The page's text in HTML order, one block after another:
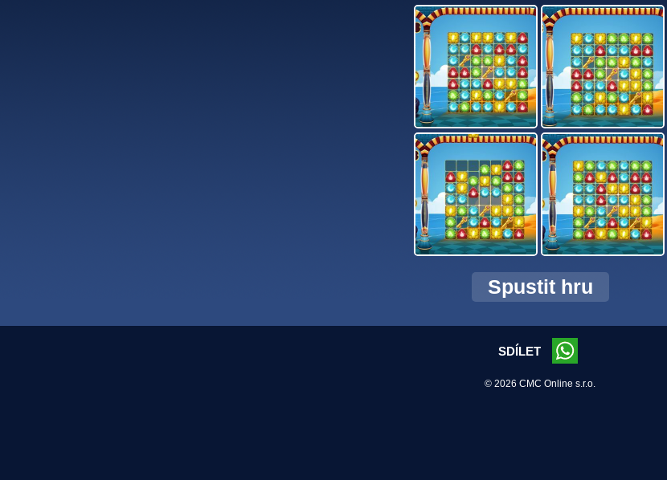
Spustit hru
SDÍLET
© 2026 CMC Online s.r.o.